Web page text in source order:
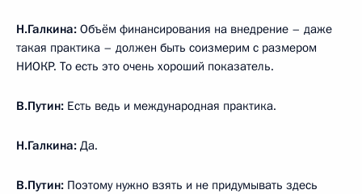
Н.Галкина: Объём финансирования на внедрение – даже
такая практика – должен быть соизмерим с размером
НИОКР. То есть это очень хороший показатель.
В.Путин: Есть ведь и международная практика.
Н.Галкина: Да.
В.Путин: Поэтому нужно взять и не придумывать здесь